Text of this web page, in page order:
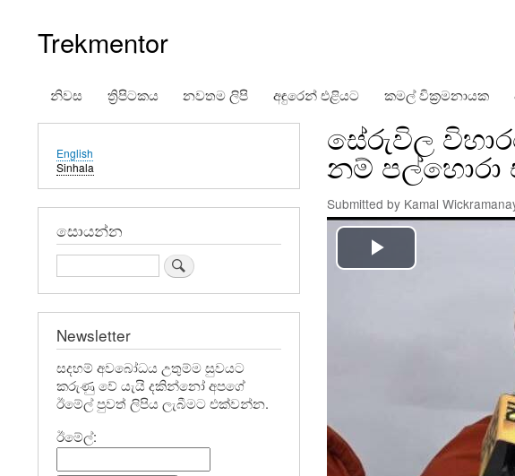
Trekmentor
නිවස ත්‍රිපිටකය නවතම ලිපි අඳුරෙන් එළියට කමල් වික්‍රමනායක
සේරුවිල
නම් පල්හොරා
Submitted by Kamal
English
Sinhala
සොයන්න
Search
Newsletter
සදහම් අවබෝධය උතුම්ම සුවයට
කරුණු වේ යැයි දකින්නෝ අපගේ
ඊමේල් පුවත් ලිපිය ලැබීමට එක්වන්න.
ඊමේල්: